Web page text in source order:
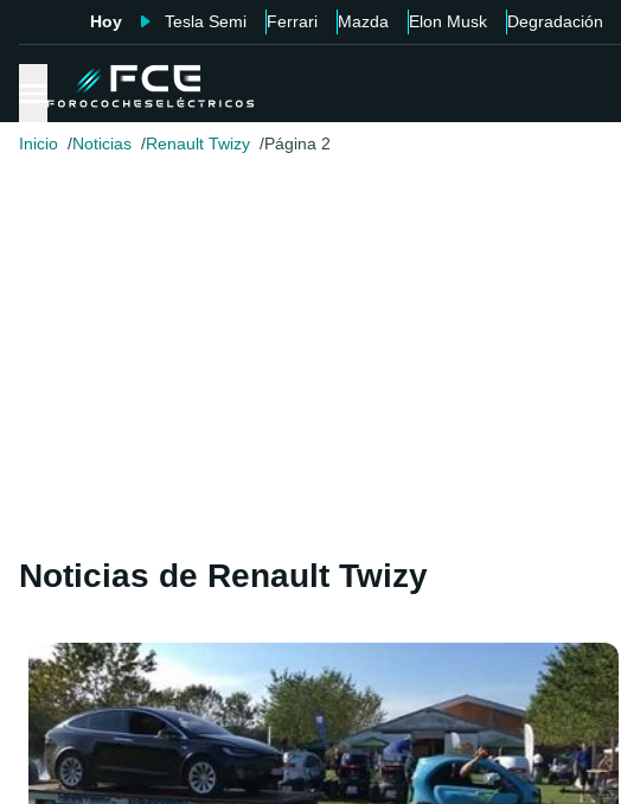
Hoy Tesla Semi Ferrari Mazda Elon Musk Degradación
Inicio Noticias Renault Twizy Página 2
Noticias de Renault Twizy